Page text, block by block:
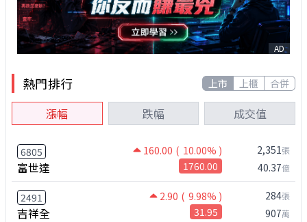
AD
熱門排行 上市 上櫃 合併
漲幅 跌幅 成交值
6805 160.00 ( 10.00% )
富世達 1760.00
2,351張
40.37億
2491 2.90 ( 9.98% )
吉祥全 31.95
284張
907萬